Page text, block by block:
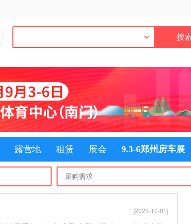
露营地 租赁 展会 9.3-6郑州房车展
[2025-10-01]